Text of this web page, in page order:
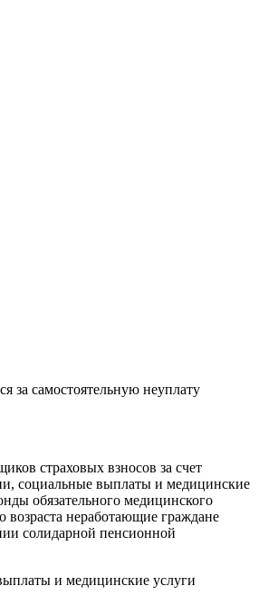
за самостоятельную неуплату
страховых взносов за счет
социальные выплаты и медицинские
обязательного медицинского
неработающие граждане
солидарной пенсионной
и медицинские услуги